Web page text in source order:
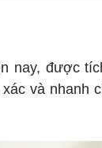
nay, được
và nhanh